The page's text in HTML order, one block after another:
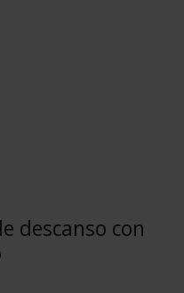
descanso con